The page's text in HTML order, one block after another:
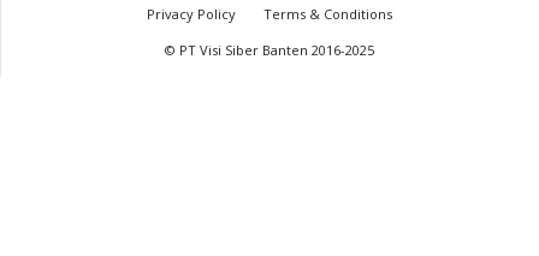
Privacy Policy
Terms & Conditions
© PT Visi Siber Banten 2016-2025